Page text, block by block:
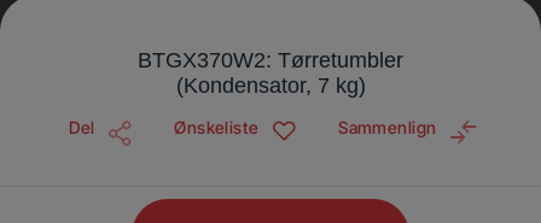
BTGX370W2: Tørretumbler
(Kondensator, 7 kg)
Del Ønskeliste Sammenlign